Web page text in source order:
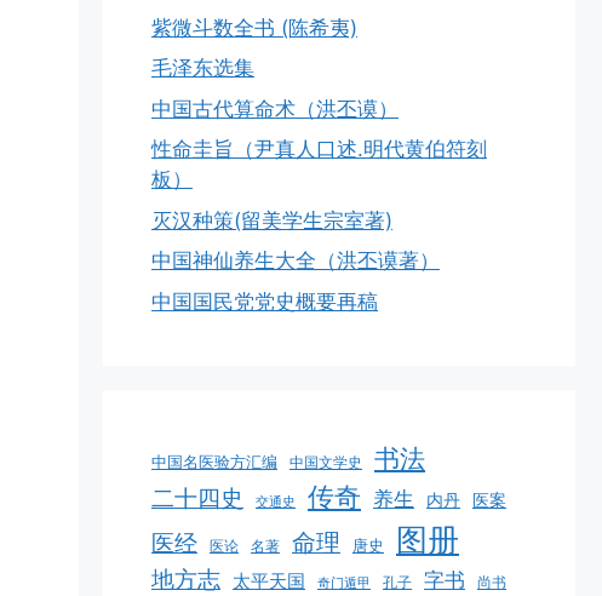
紫微斗数全书 (陈希夷)
毛泽东选集
中国古代算命术（洪丕谟）
性命圭旨（尹真人口述.明代黄伯符刻
板）
灭汉种策(留美学生宗室著)
中国神仙养生大全（洪丕谟著）
中国国民党党史概要再稿
中国名医验方汇编 中国文学史 书法
二十四史 交通史 传奇 养生 内丹 医案
医经 医论 名著 命理 唐史 图册
地方志 太平天国 奇门遁甲 孔子 字书 尚书